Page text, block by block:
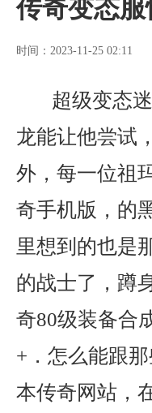
传奇变态
时间：2023-11-25 02:11
超级变态
龙能让他尝试
外，每一位祖
奇手机版，的
里想到的也是
的战士了，蹲
奇80级装备合
+．怎么能跟
本传奇网站，